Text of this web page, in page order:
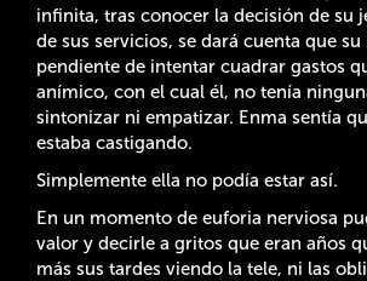
infinita, tras conocer la decisión de su
de sus servicios, se dará cuenta que
pendiente de intentar cuadrar gastos
anímico, con el cual él, no tenía
sintonizar ni empatizar. Enma sentía
estaba castigando.
Simplemente ella no podía estar así.
En un momento de euforia nerviosa
valor y decirle a gritos que eran años
más sus tardes viendo la tele, ni las